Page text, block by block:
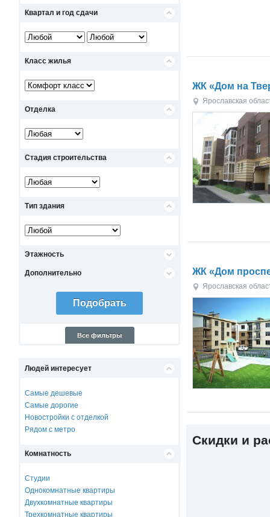
Квартал и год сдачи
Класс жилья
Отделка
Стадия строительства
Тип здания
Этажность
Дополнительно
Все фильтры
Людей интересует
Самые дешевые
Самые дорогие
Новостройки с отделкой
Рядом с метро
Комнатность
Студии
Однокомнатные квартиры
Двухкомнатные квартиры
Трехкомнатные квартиры
ЖК «Дом на
Ярославская
ЖК «Дом
Ярославская
Скидки и